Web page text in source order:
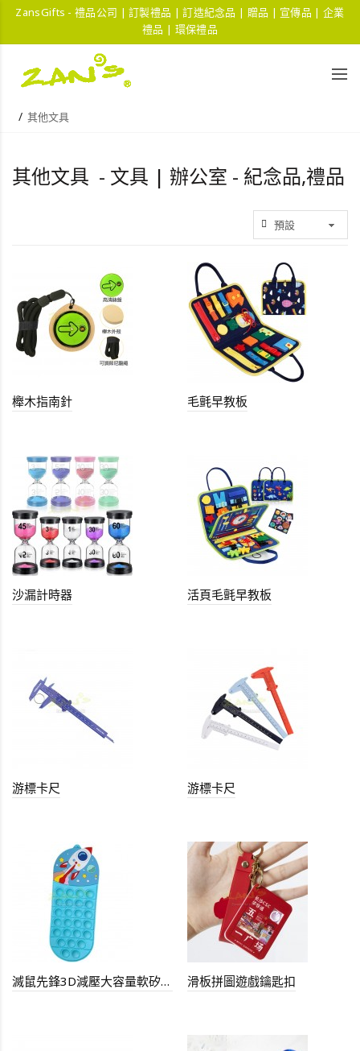
ZansGifts - 禮品公司 | 訂製禮品 | 訂造紀念品 | 贈品 | 宣傳品 | 企業
禮品 | 環保禮品
其他文具
其他文具 - 文具 | 辦公室 - 紀念品,禮品
櫸木指南針 毛氈早教板
沙漏計時器 活頁毛氈早教板
游標卡尺 游標卡尺
滅鼠先鋒3D減壓大容量軟矽膠筆袋 滑板拼圖遊戲鑰匙扣